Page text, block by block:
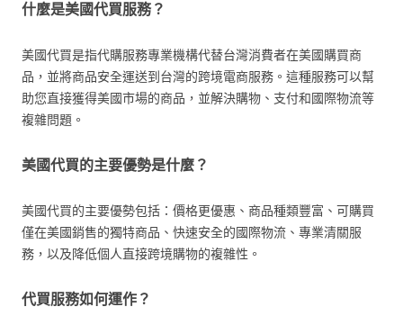
什麼是美國代買服務？
美國代買是指代購服務專業機構代替台灣消費者在美國購買商
品，並將商品安全運送到台灣的跨境電商服務。這種服務可以幫
助您直接獲得美國市場的商品，並解決購物、支付和國際物流等
複雜問題。
美國代買的主要優勢是什麼？
美國代買的主要優勢包括：價格更優惠、商品種類豐富、可購買
僅在美國銷售的獨特商品、快速安全的國際物流、專業清關服
務，以及降低個人直接跨境購物的複雜性。
代買服務如何運作？